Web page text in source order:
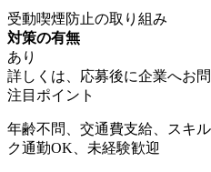
受動喫煙防止の取り組み
対策の有無
あり
詳しくは、応募後に企業へお
注目ポイント
年齢不問、交通費支給、スキ
ク通勤OK、未経験歓迎